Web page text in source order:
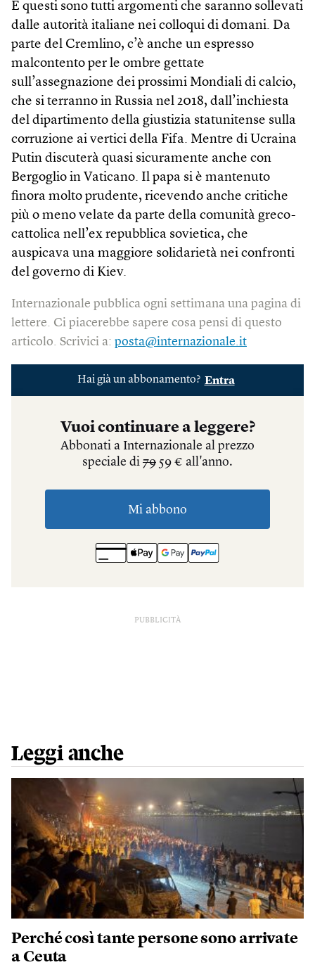
E questi sono tutti argomenti che saranno sollevati
dalle autorità italiane nei colloqui di domani. Da
parte del Cremlino, c’è anche un espresso
malcontento per le ombre gettate
sull’assegnazione dei prossimi Mondiali di calcio,
che si terranno in Russia nel 2018, dall’inchiesta
del dipartimento della giustizia statunitense sulla
corruzione ai vertici della Fifa. Mentre di Ucraina
Putin discuterà quasi sicuramente anche con
Bergoglio in Vaticano. Il papa si è mantenuto
finora molto prudente, ricevendo anche critiche
più o meno velate da parte della comunità greco-
cattolica nell’ex repubblica sovietica, che
auspicava una maggiore solidarietà nei confronti
del governo di Kiev.
Internazionale pubblica ogni settimana una pagina di
lettere. Ci piacerebbe sapere cosa pensi di questo
articolo. Scrivici a: posta@internazionale.it
PUBBLICITÀ
Leggi anche
Perché così tante persone sono arrivate
a Ceuta